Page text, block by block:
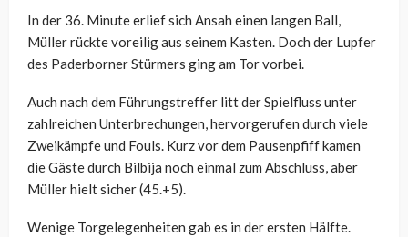
In der 36. Minute erlief sich Ansah einen langen Ball,
Müller rückte voreilig aus seinem Kasten. Doch der Lupfer
des Paderborner Stürmers ging am Tor vorbei.
Auch nach dem Führungstreffer litt der Spielfluss unter
zahlreichen Unterbrechungen, hervorgerufen durch viele
Zweikämpfe und Fouls. Kurz vor dem Pausenpfiff kamen
die Gäste durch Bilbija noch einmal zum Abschluss, aber
Müller hielt sicher (45.+5).
Wenige Torgelegenheiten gab es in der ersten Hälfte.